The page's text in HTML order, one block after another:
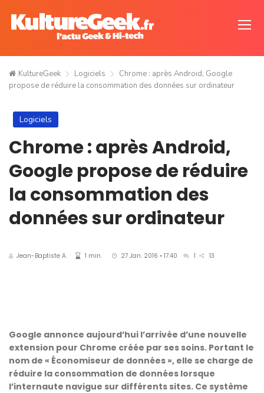
KultureGeek Logiciels
Chrome : après Android, Google
propose de réduire la consommation des données sur ordinateur
Logiciels
Chrome : après Android,
Google propose de réduire
la consommation des
données sur ordinateur
Jean-Baptiste A. 1 min. 27 Jan. 2016 • 17:40 1 13
Google annonce aujourd’hui l’arrivée d’une nouvelle
extension pour Chrome créée par ses soins. Portant le
nom de « Économiseur de données », elle se charge de
réduire la consommation de données lorsque
l’internaute navigue sur différents sites. Ce système